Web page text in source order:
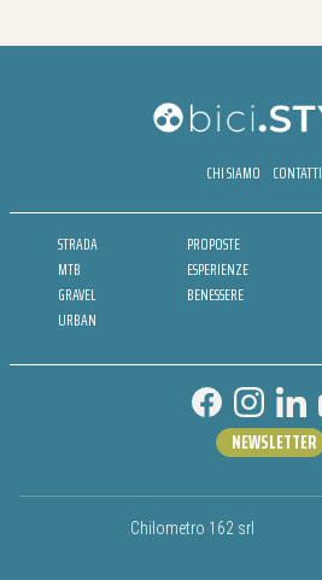
CHI SIAMO CONTATTI
STRADA
MTB
GRAVEL
URBAN
PROPOSTE
ESPERIENZE
BENESSERE
Chilometro 162 srl
NEWSLETTER